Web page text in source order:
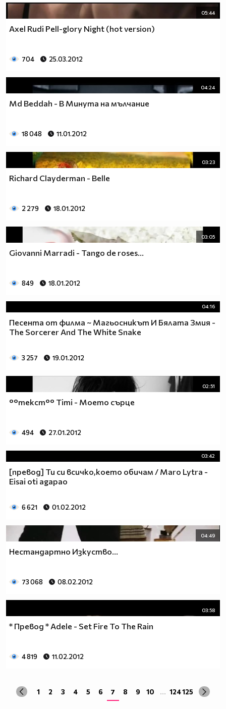
05:44
Axel Rudi Pell-glory Night (hot version)
704 25.03.2012
04:24
Md Beddah - В Минута на мълчание
18 048 11.01.2012
03:23
Richard Clayderman - Belle
2 279 18.01.2012
03:05
Giovanni Marradi - Tango de roses...
849 18.01.2012
04:16
Песента от филма ~ Магьосникът И Бялата Змия -
The Sorcerer And The White Snake
3 257 19.01.2012
02:51
°°текст°° Timi - Моето сърце
494 27.01.2012
03:42
[превод] Ти си всичко,което обичам / Maro Lytra -
Eisai oti agapao
6 621 01.02.2012
04:49
Нестандартно Изкуство...
73 068 08.02.2012
03:58
* Превод * Adele - Set Fire To The Rain
4 819 11.02.2012
1 2 3 4 5 6 7 8 9 10 ... 124125